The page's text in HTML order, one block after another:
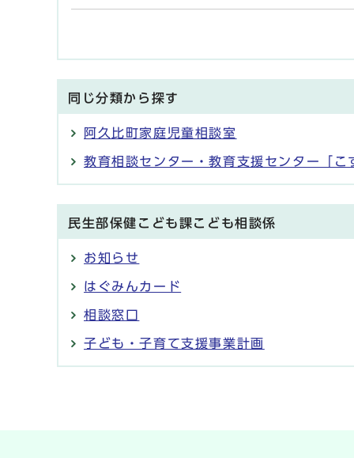
同じ分類から探す
阿久比町家庭児童相談室
教育相談センター・教育支援センター「こ
民生部保健こども課こども相談係
お知らせ
はぐみんカード
相談窓口
子ども・子育て支援事業計画